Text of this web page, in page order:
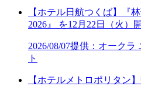
【ホテル日航つくば】『
2026』 を12月22日（火）
2026/08/07提供：オークラ
ト
【ホテルメトロポリタン